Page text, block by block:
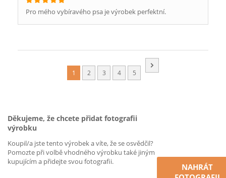
Pro mého vybíravého psa je výrobek perfektní.
1 2 3 4 5
Děkujeme, že chcete přidat fotografii
výrobku
Koupil/a jste tento výrobek a víte, že se osvědčil?
Pomozte při volbě vhodného výrobku také jiným
kupujícím a přidejte svou fotografii.
NAHRÁT